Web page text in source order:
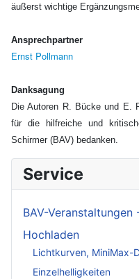
äußerst wichtige
Ansprechpartner
Ernst Pollmann
Danksagung
Die Autoren R. Bücke und E.
für die hilfreiche und
Schirmer (BAV) bedanken.
Service
BAV-Veranstaltungen
Hochladen
Lichtkurven, MiniMax-
Einzelhelligkeiten